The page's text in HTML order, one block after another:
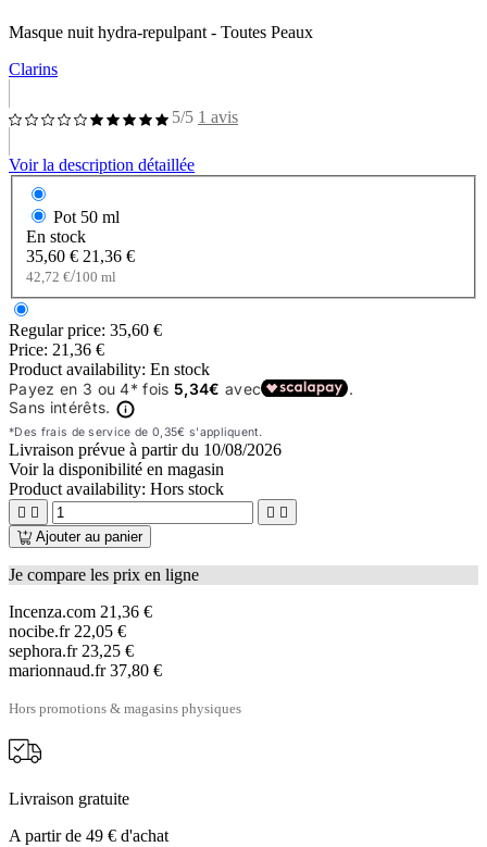
Masque nuit hydra-repulpant - Toutes Peaux
Clarins
5/5 1 avis
Voir la description détaillée
Pot 50 ml
En stock
35,60 € 21,36 €
42,72 €/100 ml
Regular price: 35,60 €
Price: 21,36 €
Product availability: En stock
Livraison prévue à partir du 10/08/2026
Voir la disponibilité en magasin
Product availability: Hors stock
   
Ajouter au panier
Je compare les prix en ligne
Incenza.com 21,36 €
nocibe.fr 22,05 €
sephora.fr 23,25 €
marionnaud.fr 37,80 €
Hors promotions & magasins physiques
Livraison gratuite
A partir de 49 € d'achat